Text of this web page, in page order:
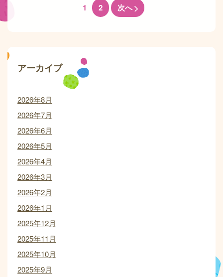
1 2 次へ
アーカイブ
2026年8月
2026年7月
2026年6月
2026年5月
2026年4月
2026年3月
2026年2月
2026年1月
2025年12月
2025年11月
2025年10月
2025年9月